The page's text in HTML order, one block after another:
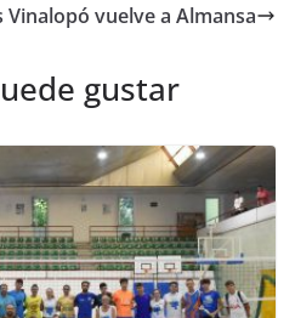
vuelve a Almansa
gustar